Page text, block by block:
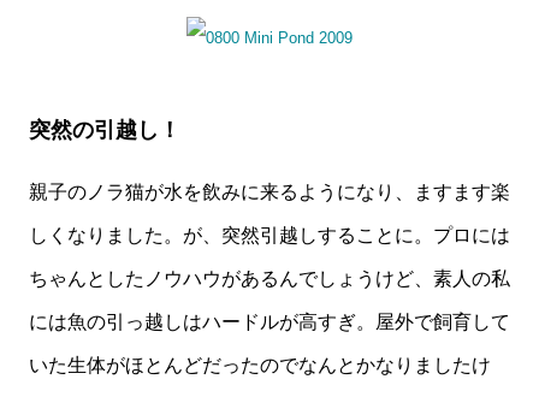
突然の引越し！
親子のノラ猫が水を飲みに来るようになり、ますます楽
しくなりました。が、突然引越しすることに。プロには
ちゃんとしたノウハウがあるんでしょうけど、素人の私
には魚の引っ越しはハードルが高すぎ。屋外で飼育して
いた生体がほとんどだったのでなんとかなりましたけ